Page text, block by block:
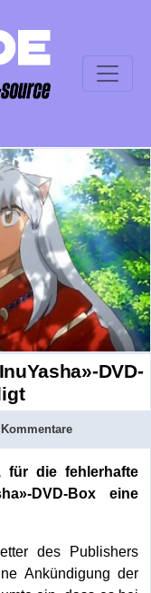
DVD-
für die fehlerhafte
DVD-Box eine
des Publishers
Ankündigung der